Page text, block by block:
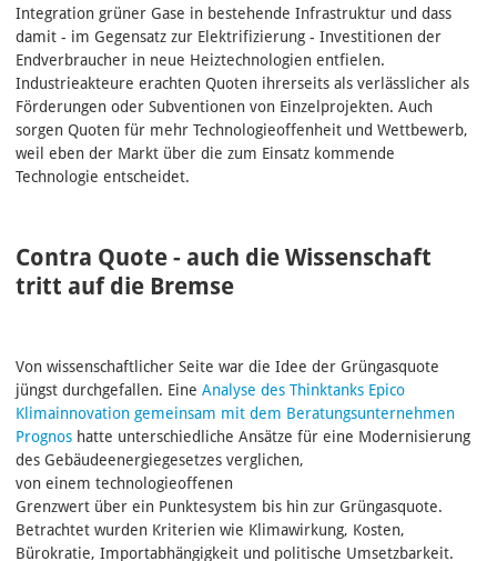
Integration grüner Gase in bestehende Infrastruktur und dass
damit - im Gegensatz zur Elektrifizierung - Investitionen der
Endverbraucher in neue Heiztechnologien entfielen.
Industrieakteure erachten Quoten ihrerseits als verlässlicher als
Förderungen oder Subventionen von Einzelprojekten. Auch
sorgen Quoten für mehr Technologieoffenheit und Wettbewerb,
weil eben der Markt über die zum Einsatz kommende
Technologie entscheidet.
Contra Quote - auch die Wissenschaft
tritt auf die Bremse
Von wissenschaftlicher Seite war die Idee der Grüngasquote
jüngst durchgefallen. Eine Analyse des Thinktanks Epico
Klimainnovation gemeinsam mit dem Beratungsunternehmen
Prognos hatte unterschiedliche Ansätze für eine Modernisierung
des Gebäudeenergiegesetzes verglichen,
von einem technologieoffenen
Grenzwert über ein Punktesystem bis hin zur Grüngasquote.
Betrachtet wurden Kriterien wie Klimawirkung, Kosten,
Bürokratie, Importabhängigkeit und politische Umsetzbarkeit.